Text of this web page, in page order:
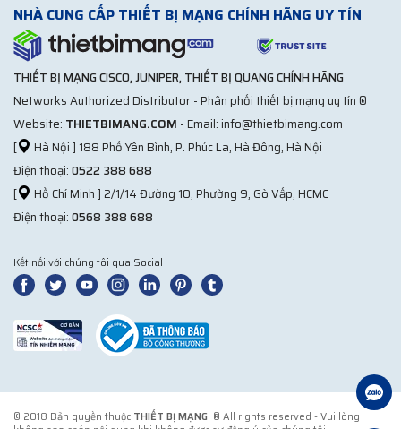
NHÀ CUNG CẤP THIẾT BỊ MẠNG CHÍNH HÃNG UY TÍN
THIẾT BỊ MẠNG CISCO, JUNIPER, THIẾT BỊ QUANG CHÍNH HÃNG
Networks Authorized Distributor - Phân phối thiết bị mạng uy tín ®
Website: THIETBIMANG.COM - Email: info@thietbimang.com
[
Hà Nội ] 188 Phố Yên Bình, P. Phúc La, Hà Đông, Hà Nội
Điện thoại:0522 388 688
[
Hồ Chí Minh ] 2/1/14 Đường 10, Phường 9, Gò Vấp, HCMC
Điện thoại:0568 388 688
Kết nối với chúng tôi qua Social
© 2018 Bản quyền thuộc THIẾT BỊ MẠNG. ® All rights reserved - Vui lòng